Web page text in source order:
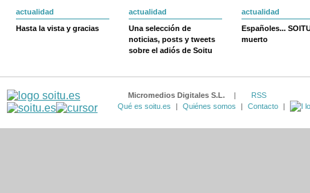
actualidad
Hasta la vista y gracias
actualidad
Una selección de
noticias, posts y tweets
sobre el adiós de Soitu
actualidad
Españoles...
muerto
Micromedios Digitales S.L. |
RSS
Qué es soitu.es
| Quiénes somos | Contacto |